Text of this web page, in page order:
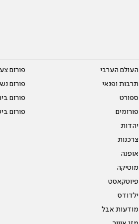
העולם הערבי
תרבות ופנאי
ספורט
פורומים
יהדות
צרכנות
אופנה
מוסיקה
פיוטקאסט
ילדודס
מודעות אבל
פורום
פורום
פורום
פורום